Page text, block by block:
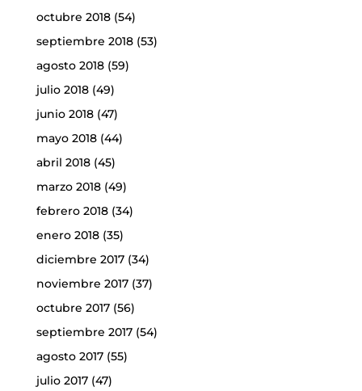
octubre 2018(54)
septiembre 2018(53)
agosto 2018(59)
julio 2018(49)
junio 2018(47)
mayo 2018(44)
abril 2018(45)
marzo 2018(49)
febrero 2018(34)
enero 2018(35)
diciembre 2017(34)
noviembre 2017(37)
octubre 2017(56)
septiembre 2017(54)
agosto 2017(55)
julio 2017(47)